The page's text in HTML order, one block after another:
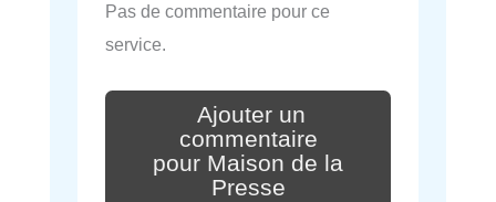
Pas de commentaire pour ce
service.
Ajouter un
commentaire
pour Maison de la
Presse